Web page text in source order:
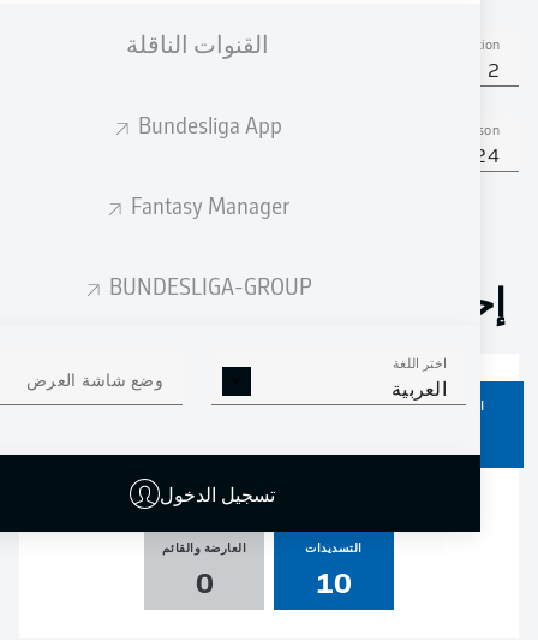
القنوات الناقلة
Bundesliga App
Fantasy Manager
BUNDESLIGA-GROUP
اختر اللغة
العربية وضع شاشة العرض
تسجيل الدخول
Competition
Bundesliga 2
Season
2023/2024
إحصائيات موسم 2023/2024
صناعة الأهداف ركلات الجزاء
التسديدات
10
العارضة والقائم